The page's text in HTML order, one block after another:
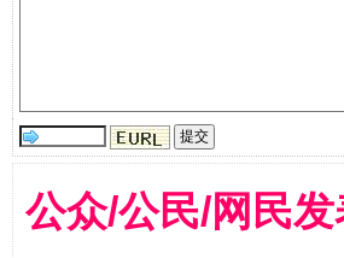
受贿1.44亿！段成刚被判无期
公众/公民/网民